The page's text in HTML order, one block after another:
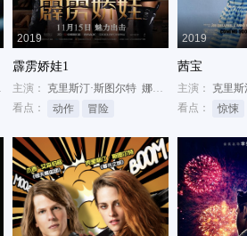
杰西卡·亨维克
2019
霹雳娇娃1
主演： 克里斯汀·斯图尔特 娜奥米·斯科特
埃拉·
看点：
动作 冒险
2019
茜宝
主演： 克里斯
看点：
惊悚